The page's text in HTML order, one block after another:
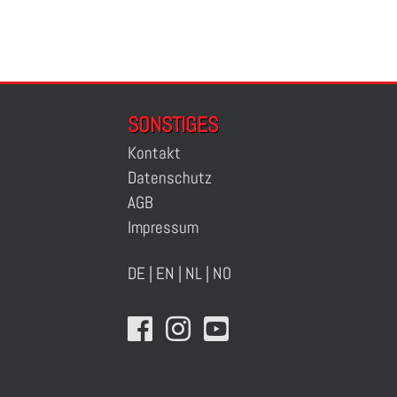
SONSTIGES
Kontakt
Datenschutz
AGB
Impressum
DE EN NL NO